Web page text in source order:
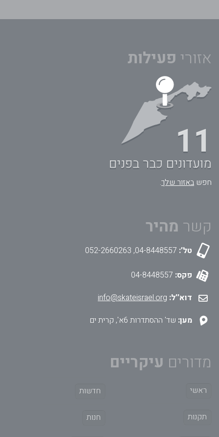
אזורי פעילות
11
מועדונים כבר בפנים
חפש באזור שלך.
קשר מהיר
טל’:
פקס:
דוא’’ל: info@skateisrael.org
מען: שד' ההסתדרות 6א', קרית ים
מדורים
ראשי
תקנות
חדשות
חנות